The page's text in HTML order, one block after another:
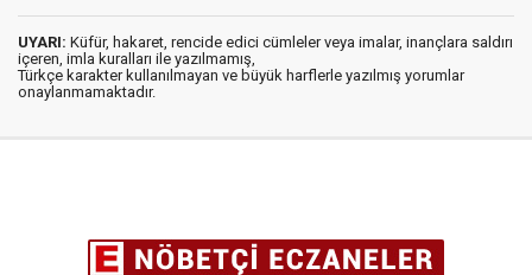
UYARI: Küfür, hakaret, rencide edici cümleler veya imalar, inançlara saldırı
içeren, imla kuralları ile yazılmamış,
Türkçe karakter kullanılmayan ve büyük harflerle yazılmış yorumlar
onaylanmamaktadır.